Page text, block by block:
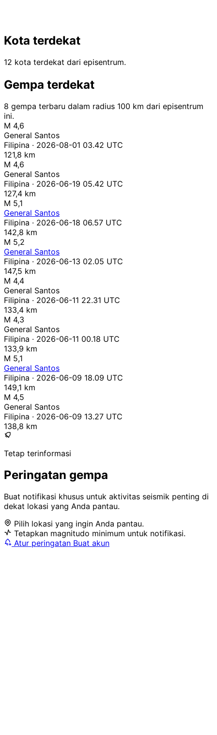
Kota terdekat
12 kota terdekat dari episentrum.
Gempa terdekat
8 gempa terbaru dalam radius 100 km dari episentrum
ini.
M 4,6
General Santos
Filipina · 2026-08-01 03.42 UTC
121,8 km
M 4,6
General Santos
Filipina · 2026-06-19 05.42 UTC
127,4 km
M 5,1
General Santos
Filipina · 2026-06-18 06.57 UTC
142,8 km
M 5,2
General Santos
Filipina · 2026-06-13 02.05 UTC
147,5 km
M 4,4
General Santos
Filipina · 2026-06-11 22.31 UTC
133,4 km
M 4,3
General Santos
Filipina · 2026-06-11 00.18 UTC
133,9 km
M 5,1
General Santos
Filipina · 2026-06-09 18.09 UTC
149,1 km
M 4,5
General Santos
Filipina · 2026-06-09 13.27 UTC
138,8 km
Tetap terinformasi
Peringatan gempa
Buat notifikasi khusus untuk aktivitas seismik penting di
dekat lokasi yang Anda pantau.
Pilih lokasi yang ingin Anda pantau.
Tetapkan magnitudo minimum untuk notifikasi.
Atur peringatan Buat akun